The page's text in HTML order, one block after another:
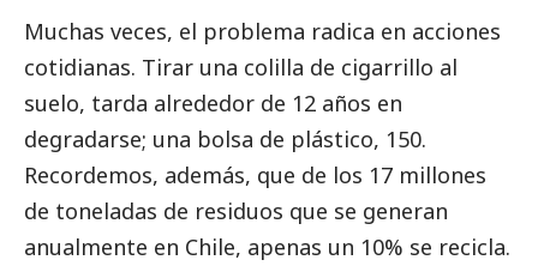
Muchas veces, el problema radica en acciones
cotidianas. Tirar una colilla de cigarrillo al
suelo, tarda alrededor de 12 años en
degradarse; una bolsa de plástico, 150.
Recordemos, además, que de los 17 millones
de toneladas de residuos que se generan
anualmente en Chile, apenas un 10% se recicla.